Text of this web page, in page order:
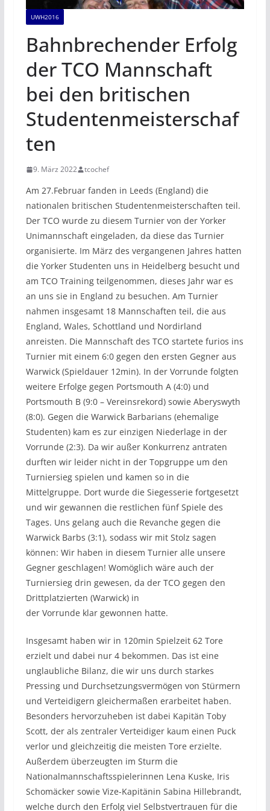
UWH2016
Bahnbrechender Erfolg
der TCO Mannschaft
bei den britischen
Studentenmeisterschaf
ten
9. März 2022 tcochef
Am 27.Februar fanden in Leeds (England) die
nationalen britischen Studentenmeisterschaften teil.
Der TCO wurde zu diesem Turnier von der Yorker
Unimannschaft eingeladen, da diese das Turnier
organisierte. Im März des vergangenen Jahres hatten
die Yorker Studenten uns in Heidelberg besucht und
am TCO Training teilgenommen, dieses Jahr war es
an uns sie in England zu besuchen. Am Turnier
nahmen insgesamt 18 Mannschaften teil, die aus
England, Wales, Schottland und Nordirland
anreisten. Die Mannschaft des TCO startete furios ins
Turnier mit einem 6:0 gegen den ersten Gegner aus
Warwick (Spieldauer 12min). In der Vorrunde folgten
weitere Erfolge gegen Portsmouth A (4:0) und
Portsmouth B (9:0 – Vereinsrekord) sowie Aberyswyth
(8:0). Gegen die Warwick Barbarians (ehemalige
Studenten) kam es zur einzigen Niederlage in der
Vorrunde (2:3). Da wir außer Konkurrenz antraten
durften wir leider nicht in der Topgruppe um den
Turniersieg spielen und kamen so in die
Mittelgruppe. Dort wurde die Siegesserie fortgesetzt
und wir gewannen die restlichen fünf Spiele des
Tages. Uns gelang auch die Revanche gegen die
Warwick Barbs (3:1), sodass wir mit Stolz sagen
können: Wir haben in diesem Turnier alle unsere
Gegner geschlagen! Womöglich wäre auch der
Turniersieg drin gewesen, da der TCO gegen den
Drittplatzierten (Warwick) in
der Vorrunde klar gewonnen hatte.
Insgesamt haben wir in 120min Spielzeit 62 Tore
erzielt und dabei nur 4 bekommen. Das ist eine
unglaubliche Bilanz, die wir uns durch starkes
Pressing und Durchsetzungsvermögen von Stürmern
und Verteidigern gleichermaßen erarbeitet haben.
Besonders hervorzuheben ist dabei Kapitän Toby
Scott, der als zentraler Verteidiger kaum einen Puck
verlor und gleichzeitig die meisten Tore erzielte.
Außerdem überzeugten im Sturm die
Nationalmannschaftsspielerinnen Lena Kuske, Iris
Schomäcker sowie Vize-Kapitänin Sabina Hillebrandt,
welche durch den Erfolg viel Selbstvertrauen für die